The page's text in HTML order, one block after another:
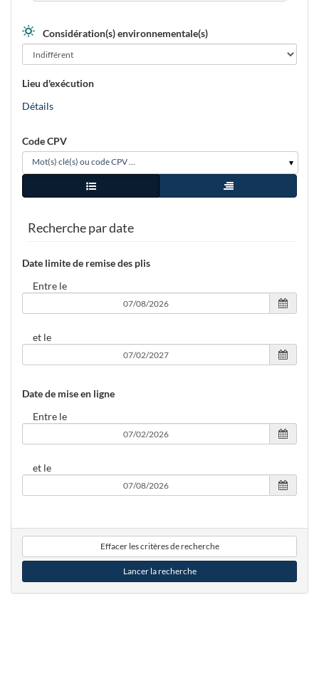
Considération(s) environnementale(s)
Lieu d'exécution
Détails
Code CPV
Mot(s) clé(s) ou code CPV ...
Vue simple
Vue arborescence
Recherche par date
Date limite de remise des plis
Entre le
et le
Date de mise en ligne
Entre le
et le